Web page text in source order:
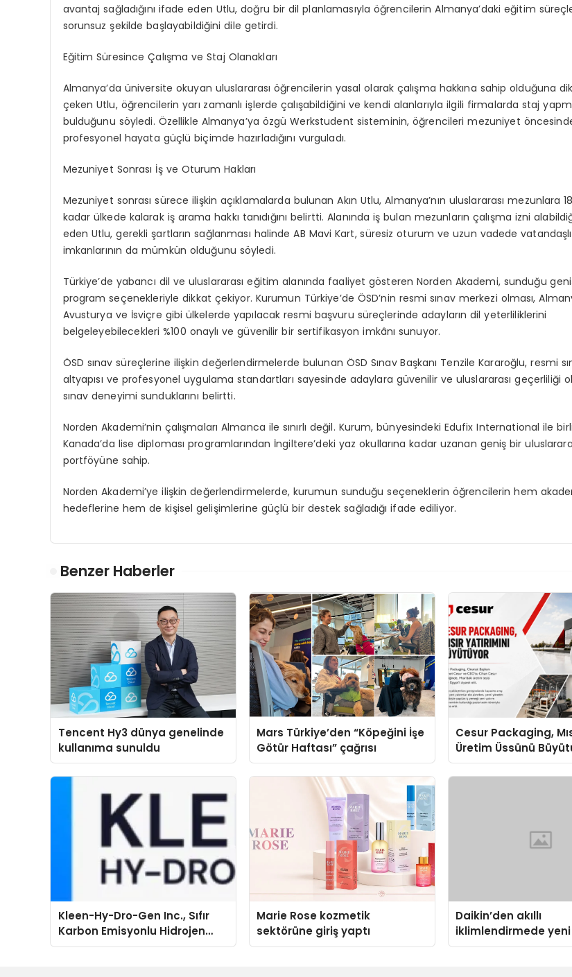
avantaj sağladığını ifade eden Utlu, doğru bir dil planlamasıyla öğrencilerin Almanya’daki eğitim
sorunsuz şekilde başlayabildiğini dile getirdi.
Eğitim Süresince Çalışma ve Staj Olanakları
Almanya’da üniversite okuyan uluslararası öğrencilerin yasal olarak çalışma hakkına sahip olduğuna
çeken Utlu, öğrencilerin yarı zamanlı işlerde çalışabildiğini ve kendi alanlarıyla ilgili firmalarda staj
bulduğunu söyledi. Özellikle Almanya’ya özgü Werkstudent sisteminin, öğrencileri mezuniyet
profesyonel hayata güçlü biçimde hazırladığını vurguladı.
Mezuniyet Sonrası İş ve Oturum Hakları
Mezuniyet sonrası sürece ilişkin açıklamalarda bulunan Akın Utlu, Almanya’nın uluslararası mezunlara
kadar ülkede kalarak iş arama hakkı tanıdığını belirtti. Alanında iş bulan mezunların çalışma izni
eden Utlu, gerekli şartların sağlanması halinde AB Mavi Kart, süresiz oturum ve uzun vadede
imkanlarının da mümkün olduğunu söyledi.
Türkiye’de yabancı dil ve uluslararası eğitim alanında faaliyet gösteren Norden Akademi, sunduğu
program seçenekleriyle dikkat çekiyor. Kurumun Türkiye’de ÖSD’nin resmi sınav merkezi olması,
Avusturya ve İsviçre gibi ülkelerde yapılacak resmi başvuru süreçlerinde adayların dil yeterliliklerini
belgeleyebilecekleri %100 onaylı ve güvenilir bir sertifikasyon imkânı sunuyor.
ÖSD sınav süreçlerine ilişkin değerlendirmelerde bulunan ÖSD Sınav Başkanı Tenzile Kararoğlu, resmi
altyapısı ve profesyonel uygulama standartları sayesinde adaylara güvenilir ve uluslararası geçerliliği
sınav deneyimi sunduklarını belirtti.
Norden Akademi’nin çalışmaları Almanca ile sınırlı değil. Kurum, bünyesindeki Edufix International ile
Kanada’da lise diploması programlarından İngiltere’deki yaz okullarına kadar uzanan geniş bir
portföyüne sahip.
Norden Akademi’ye ilişkin değerlendirmelerde, kurumun sunduğu seçeneklerin öğrencilerin hem
hedeflerine hem de kişisel gelişimlerine güçlü bir destek sağladığı ifade ediliyor.
Benzer Haberler
Tencent Hy3 dünya genelinde
kullanıma sunuldu
Mars Türkiye’den “Köpeğini İşe
Götür Haftası” çağrısı
Cesur Packaging,
Üretim Üssünü
Kleen-Hy-Dro-Gen Inc., Sıfır
Karbon Emisyonlu Hidrojen
Isıtma Teknolojisinde ISO ve
Marie Rose kozmetik
sektörüne giriş yaptı
Daikin’den akıllı
iklimlendirmede
Madoka Plus